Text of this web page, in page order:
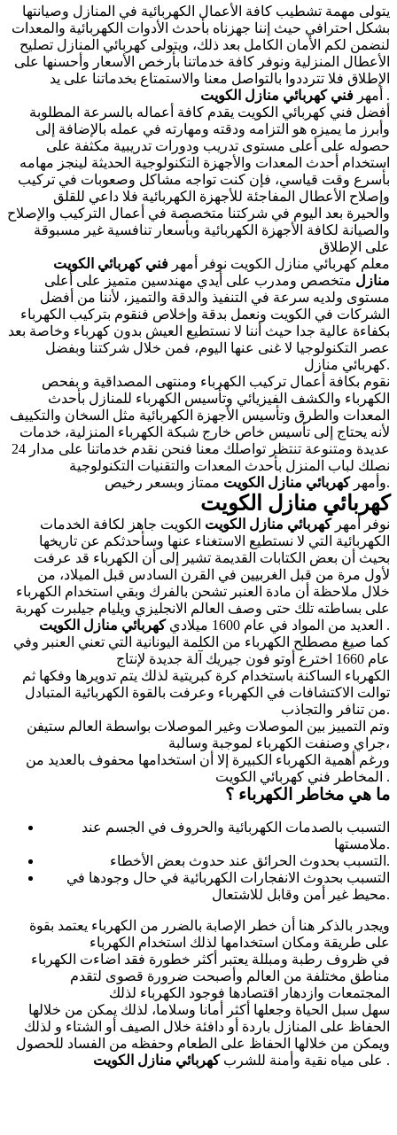
يتولى مهمة تشطيب كافة الأعمال الكهربائية في المنازل وصيانتها
بشكل احترافي حيث إننا جهزناه بأحدث الأدوات الكهربائية والمعدات
لنضمن لكم الأمان الكامل بعد ذلك، ويتولى كهربائي المنازل تصليح
الأعطال المنزلية ونوفر كافة خدماتنا بأرخص الأسعار وأحسنها على
الإطلاق فلا تترددوا بالتواصل معنا والاستمتاع بخدماتنا على يد
أمهر فني
.
أفضل فني كهربائي الكويت يقدم كافة أعماله بالسرعة المطلوبة
وأبرز ما يميزه هو التزامه ودقته ومهارته في عمله بالإضافة إلى
حصوله على أعلى مستوى تدريب ودورات تدريبية مكثفة على
استخدام أحدث المعدات والأجهزة التكنولوجية الحديثة لينجز مهامه
بأسرع وقت قياسي، فإن كنت تواجه مشاكل وصعوبات في تركيب
وإصلاح الأعطال المفاجئة للأجهزة الكهربائية فلا داعي للقلق
والحيرة بعد اليوم في شركتنا متخصصة في أعمال التركيب والإصلاح
والصيانة لكافة الأجهزة الكهربائية وبأسعار تنافسية غير مسبوقة
على الإطلاق
معلم كهربائي منازل الكويت نوفر أمهر فني كهربائي الكويت
منازل متخصص ومدرب على أيدي مهندسين متميز على أعلى
مستوى ولديه سرعة في التنفيذ والدقة والتميز، لأننا من أفضل
الشركات في الكويت ونعمل بدقة وإخلاص فنقوم بتركيب الكهرباء
بكفاءة عالية جدا حيث أننا لا نستطيع العيش بدون كهرباء وخاصة بعد
عصر التكنولوجيا لا غنى عنها اليوم، فمن خلال شركتنا وبفضل
كهربائي منازل.
نقوم بكافة أعمال تركيب الكهرباء ومنتهى المصداقية و بفحص
الكهرباء والكشف الفيزيائي وتأسيس الكهرباء للمنازل بأحدث
المعدات والطرق وتأسيس الأجهزة الكهربائية مثل السخان والتكييف
لأنه يحتاج إلى تأسيس خاص خارج شبكة الكهرباء المنزلية، خدمات
عديدة ومتنوعة تنتظر تواصلك معنا فنحن نقدم خدماتنا على مدار 24
نصلك لباب المنزل بأحدث المعدات والتقنيات التكنولوجية
وأمهركهربائي منازل الكويت ممتاز وبسعر رخيص.
كهربائي منازل الكويت
نوفر أمهركهربائي منازل الكويت الكويت جاهز لكافة الخدمات
الكهربائية التي لا نستطيع الاستغناء عنها وسأحدثكم عن تاريخها
بحيث أن بعض الكتابات القديمة تشير إلى أن الكهرباء قد عرفت
لأول مرة من قبل الغربيين في القرن السادس قبل الميلاد، من
خلال ملاحظة أن مادة العنبر تشحن بالفرك وبقي استخدام الكهرباء
على بساطته تلك حتى وصف العالم الانجليزي ويليام جيلبرت كهربة
العديد من المواد في عام 1600 ميلادي .
كما صيغ مصطلح الكهرباء من الكلمة اليونانية التي تعني العنبر وفي
عام 1660 اخترع أوتو فون جيريك آلة جديدة لإنتاج
الكهرباء الساكنة باستخدام كرة كبريتية لذلك يتم تدويرها وفكها ثم
توالت الاكتشافات في الكهرباء وعرفت بالقوة الكهربائية المتبادل
من تنافر والتجاذب.
وتم التمييز بين الموصلات وغير الموصلات بواسطة العالم ستيفن
جراي وصنفت الكهرباء لموجبة وسالبة،
ورغم أهمية الكهرباء الكبيرة إلا أن استخدامها محفوف بالعديد من
المخاطر فني كهربائي الكويت .
ما هي مخاطر الكهرباء ؟
التسبب بالصدمات الكهربائية والحروف في الجسم عند
ملامستها.
التسبب بحدوث الحرائق عند حدوث بعض الأخطاء.
التسبب بحدوث الانفجارات الكهربائية في حال وجودها في
محيط غير أمن وقابل للاشتعال.
ويجدر بالذكر هنا أن خطر الإصابة بالضرر من الكهرباء يعتمد بقوة
على طريقة ومكان استخدامها لذلك استخدام الكهرباء
في ظروف رطبة ومبللة يعتبر أكثر خطورة فقد اضاءت الكهرباء
مناطق مختلفة من العالم وأصبحت ضرورة قصوى لتقدم
المجتمعات وازدهار اقتصادها فوجود الكهرباء لذلك
سهل سبل الحياة وجعلها أكثر أمانا وسلاما، لذلك يمكن من خلالها
الحفاظ على المنازل باردة أو دافئة خلال الصيف أو الشتاء و لذلك
ويمكن من خلالها الحفاظ على الطعام وحفظه من الفساد للحصول
على مياه نقية وأمنة للشربكهربائي منازل الكويت .